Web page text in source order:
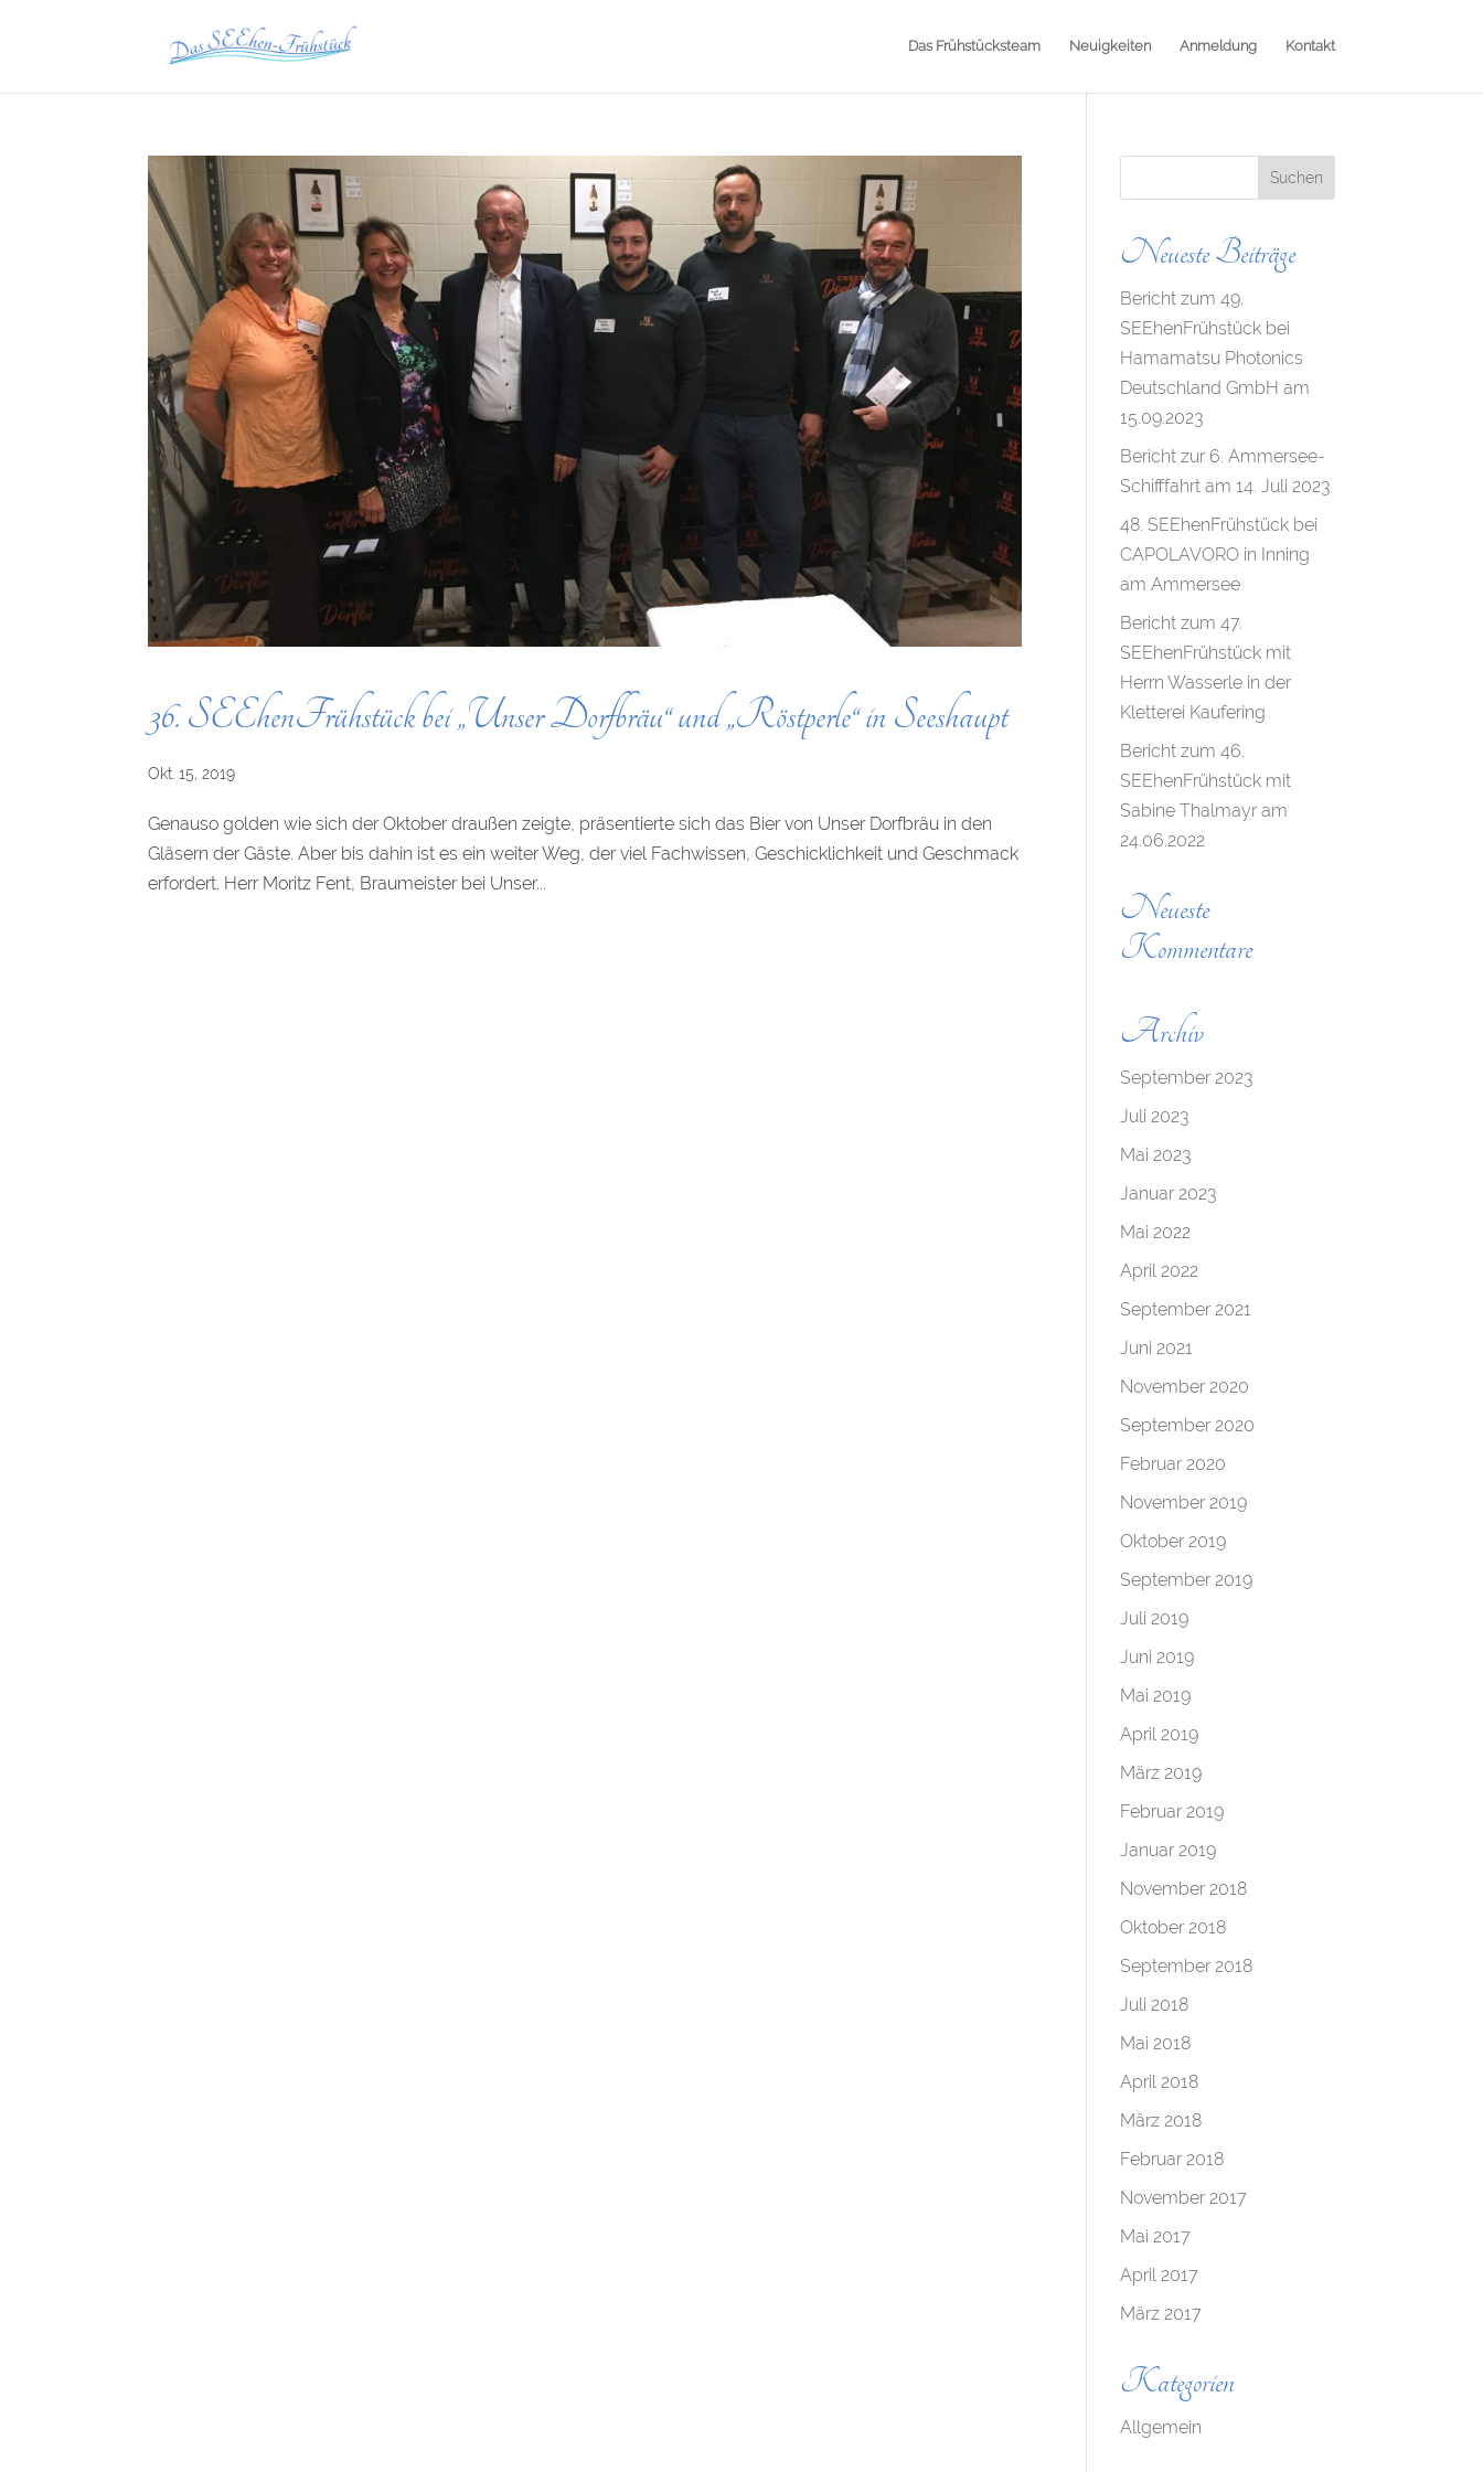
Das Frühstücksteam Neuigkeiten Anmeldung Kontakt
36. SEEhenFrühstück bei „Unser Dorfbräu“ und „Röstperle“ in Seeshaupt
Okt. 15, 2019
Genauso golden wie sich der Oktober draußen zeigte, präsentierte sich das Bier von Unser Dorfbräu in den
Gläsern der Gäste. Aber bis dahin ist es ein weiter Weg, der viel Fachwissen, Geschicklichkeit und Geschmack
erfordert. Herr Moritz Fent, Braumeister bei Unser...
Neueste Beiträge
Bericht zum 49.
SEEhenFrühstück bei
Hamamatsu Photonics
Deutschland GmbH am
15.09.2023
Bericht zur 6. Ammersee-
Schifffahrt am 14. Juli 2023
48. SEEhenFrühstück bei
CAPOLAVORO in Inning
am Ammersee
Bericht zum 47.
SEEhenFrühstück mit
Herrn Wasserle in der
Kletterei Kaufering
Bericht zum 46.
SEEhenFrühstück mit
Sabine Thalmayr am
24.06.2022
Neueste
Kommentare
Archiv
September 2023
Juli 2023
Mai 2023
Januar 2023
Mai 2022
April 2022
September 2021
Juni 2021
November 2020
September 2020
Februar 2020
November 2019
Oktober 2019
September 2019
Juli 2019
Juni 2019
Mai 2019
April 2019
März 2019
Februar 2019
Januar 2019
November 2018
Oktober 2018
September 2018
Juli 2018
Mai 2018
April 2018
März 2018
Februar 2018
November 2017
Mai 2017
April 2017
März 2017
Kategorien
Allgemein